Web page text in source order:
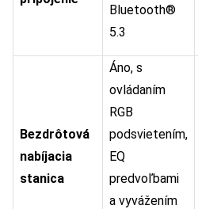
Bluetooth®
5.3
Bezdrôtová
nabíjacia
stanica
Áno, s
ovládaním
RGB
podsvietením,
EQ
predvoľbami
a vyvážením